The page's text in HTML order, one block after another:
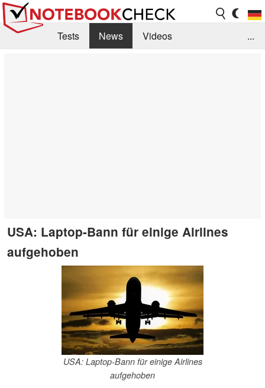
Tests News
Videos
...
USA: Laptop-Bann für einige Airlines
aufgehoben
USA: Laptop-Bann für einige Airlines
aufgehoben